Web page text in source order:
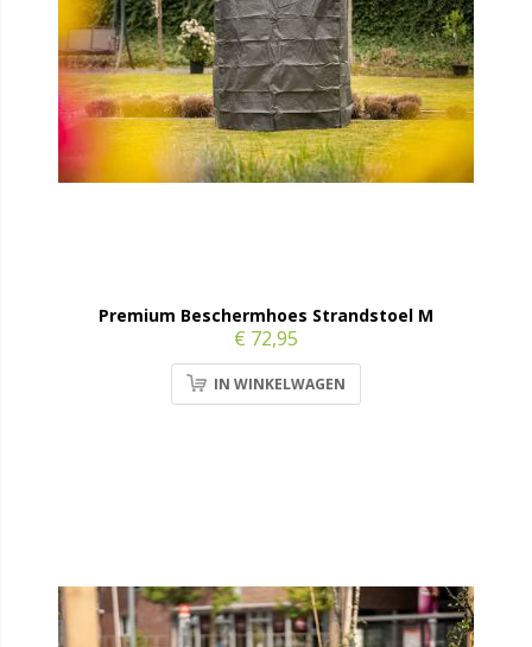
Premium Beschermhoes Strandstoel M
€ 72,95
IN WINKELWAGEN